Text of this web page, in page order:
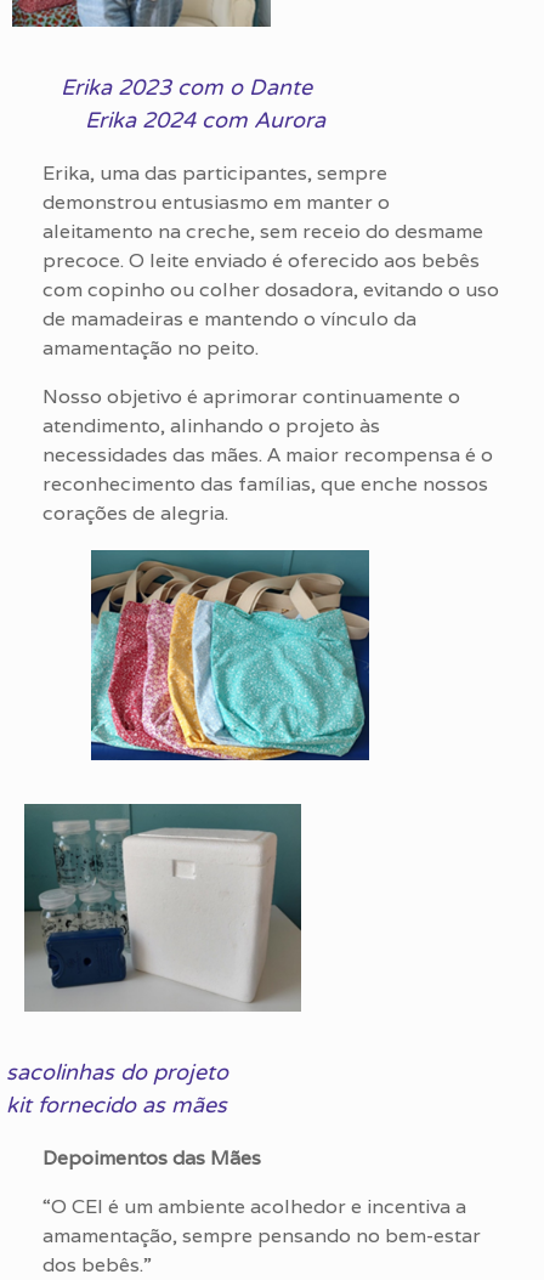
Erika 2023 com o Dante
Erika 2024 com Aurora
Erika, uma das participantes, sempre
demonstrou entusiasmo em manter o
aleitamento na creche, sem receio do desmame
precoce. O leite enviado é oferecido aos bebês
com copinho ou colher dosadora, evitando o uso
de mamadeiras e mantendo o vínculo da
amamentação no peito.
Nosso objetivo é aprimorar continuamente o
atendimento, alinhando o projeto às
necessidades das mães. A maior recompensa é o
reconhecimento das famílias, que enche nossos
corações de alegria.
sacolinhas do projeto
kit fornecido as mães
Depoimentos das Mães
“O CEI é um ambiente acolhedor e incentiva a
amamentação, sempre pensando no bem-estar
dos bebês.”